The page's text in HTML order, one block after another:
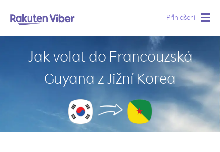
Přihlášení
Jak volat do Francouzská
Guyana z Jižní Korea